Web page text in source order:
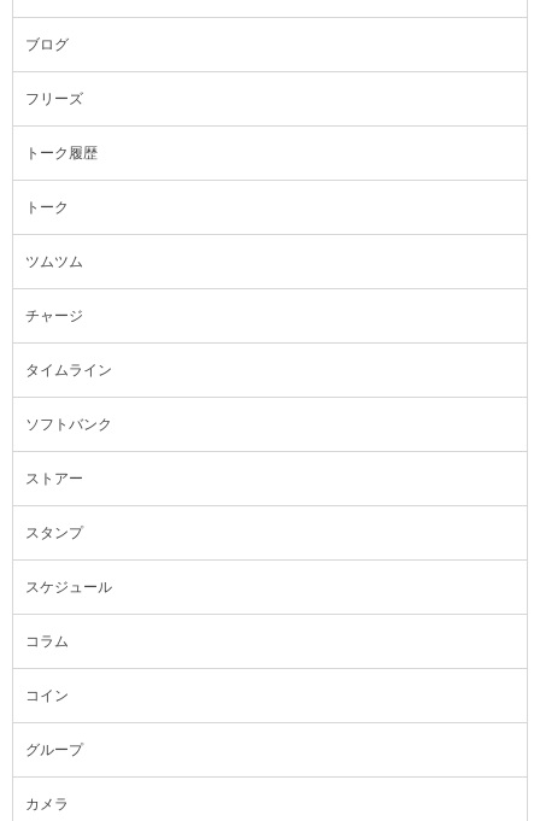
ブログ
フリーズ
トーク履歴
トーク
ツムツム
チャージ
タイムライン
ソフトバンク
ストアー
スタンプ
スケジュール
コラム
コイン
グループ
カメラ